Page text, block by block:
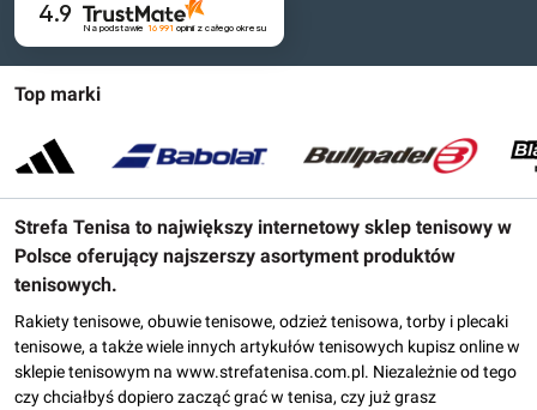
Top marki
Strefa Tenisa to największy internetowy sklep tenisowy w
Polsce oferujący najszerszy asortyment produktów
tenisowych.
Rakiety tenisowe, obuwie tenisowe, odzież tenisowa, torby i plecaki
tenisowe, a także wiele innych artykułów tenisowych kupisz online w
sklepie tenisowym na www.strefatenisa.com.pl. Niezależnie od tego
czy chciałbyś dopiero zacząć grać w tenisa, czy już grasz
4.9
Na podstawie 16 991 opinii z całego okresu